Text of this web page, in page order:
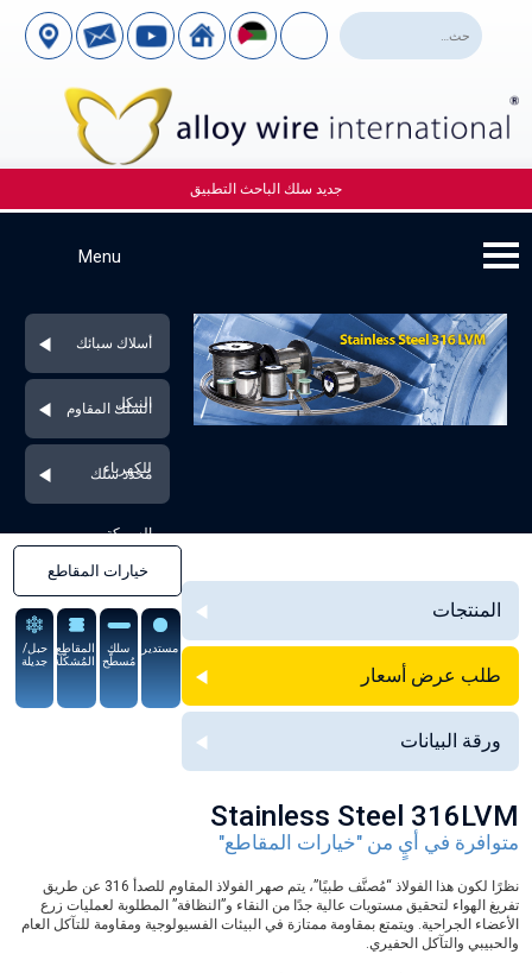
جديد سلك الباحث التطبيق
أسلاك سبائك
النيكل
السلك المقاوم
للكهرباء
مُحدد سلك
السبيكة
المنتجات
طلب عرض أسعار
ورقة البيانات
خيارات المقاطع
مستدير
سلك
مُسطَّح
المقاطع
المُشكَّلة
حبل/
جديلة
Stainless Steel 316LVM
متوافرة في أيٍ من "خيارات المقاطع"
نظرًا لكون هذا الفولاذ “مُصنَّف طبيًا”، يتم صهر الفولاذ المقاوم للصدأ 316 عن طريق
تفريغ الهواء لتحقيق مستويات عالية جدًا من النقاء و”النظافة” المطلوبة لعمليات زرع
الأعضاء الجراحية. ويتمتع بمقاومة ممتازة في البيئات الفسيولوجية ومقاومة للتآكل العام
والحبيبي والتآكل الحفيري.